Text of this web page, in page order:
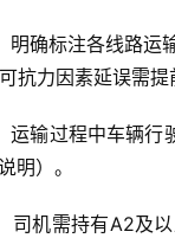
明确标注各线路运
抗力因素延误需提
运输过程中车辆行
明）。
司机需持有A2及